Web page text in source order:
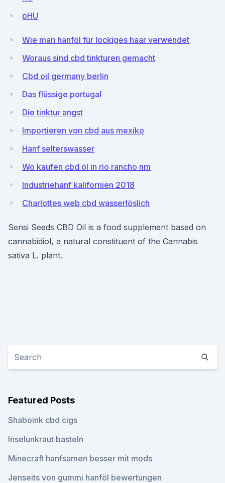
pHU
Wie man hanföl für lockiges haar verwendet
Woraus sind cbd tinkturen gemacht
Cbd oil germany berlin
Das flüssige portugal
Die tinktur angst
Importieren von cbd aus mexiko
Hanf selterswasser
Wo kaufen cbd öl in rio rancho nm
Industriehanf kalifornien 2018
Charlottes web cbd wasserlöslich
Sensi Seeds CBD Oil is a food supplement based on
cannabidiol, a natural constituent of the Cannabis
sativa L. plant.
Featured Posts
Shaboink cbd cigs
Inselunkraut basteln
Minecraft hanfsamen besser mit mods
Jenseits von gummi hanföl bewertungen